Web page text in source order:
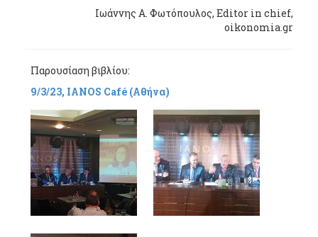
Ιωάννης Α. Φωτόπουλος, Editor in chief,
oikonomia.gr
Παρουσίαση βιβλίου:
9/3/23, IANOS Café (Αθήνα)